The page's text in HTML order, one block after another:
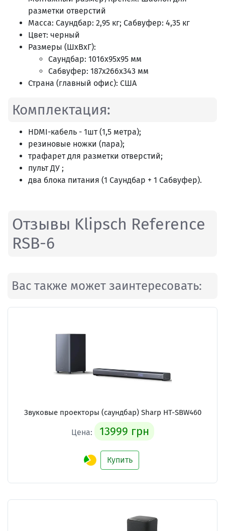
разметки отверстий
Масса: Саундбар: 2,95 кг; Сабвуфер: 4,35 кг
Цвет: черный
Размеры (ШхВхГ):
Саундбар: 1016х95х95 мм
Сабвуфер: 187х266х343 мм
Страна (главный офис): США
Комплектация:
HDMI-кабель - 1шт (1,5 метра);
резиновые ножки (пара);
трафарет для разметки отверстий;
пульт ДУ ;
два блока питания (1 Саундбар + 1 Сабвуфер).
Отзывы Klipsch Reference
RSB-6
Вас также может заинтересовать:
Звуковые проекторы (саундбар) Sharp HT-SBW460
Цена: 13999 грн
Купить